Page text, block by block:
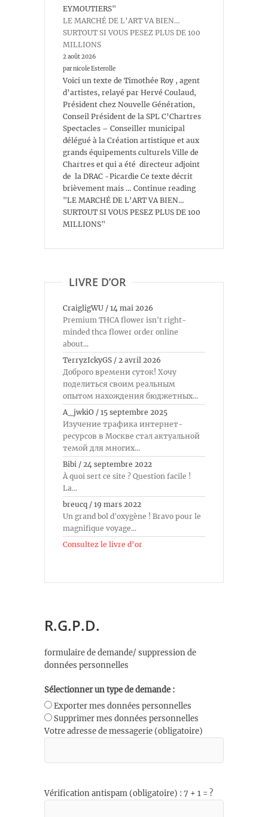
EYMOUTIERS"
LE MARCHÉ DE L’ART VA BIEN…
SURTOUT SI VOUS PESEZ PLUS DE 100
MILLIONS
2 août 2026
par nicole Esterolle
Voici un texte de Timothée Roy , agent
d’artistes, relayé par Hervé Coulaud,
Président chez Nouvelle Génération,
Conseil Président de la SPL C’Chartres
Spectacles – Conseiller municipal
délégué à la Création artistique et aux
grands équipements culturels Ville de
Chartres et qui a été directeur adjoint
de la DRAC -Picardie Ce texte décrit
brièvement mais … Continue reading
"LE MARCHÉ DE L’ART VA BIEN…
SURTOUT SI VOUS PESEZ PLUS DE 100
MILLIONS"
LIVRE D’OR
CraigligWU / 14 mai 2026
Premium THCA flower isn't right-
minded thca flower order online
about...
TerryzIckyGS / 2 avril 2026
Доброго времени суток! Хочу
поделиться своим реальным
опытом нахождения бюджетных...
A_jwkiO / 15 septembre 2025
Изучение трафика интернет-
ресурсов в Москве стал актуальной
темой для многих...
Bibi / 24 septembre 2022
À quoi sert ce site ? Question facile !
La...
breucq / 19 mars 2022
Un grand bol d'oxygène ! Bravo pour le
magnifique voyage...
Consultez le livre d’or
R.G.P.D.
formulaire de demande/ suppression de
données personnelles
Sélectionner un type de demande :
Exporter mes données personnelles
Supprimer mes données personnelles
Votre adresse de messagerie (obligatoire)
Vérification antispam (obligatoire) : 7 + 1 = ?